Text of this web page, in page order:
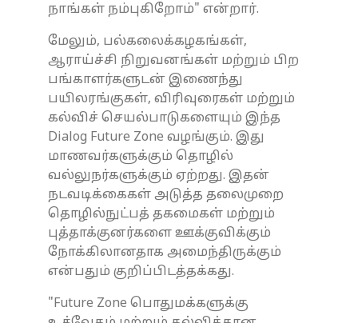
நாங்கள் நம்புகிறோம்" என்றார்.
மேலும், பல்கலைக்கழகங்கள்,
ஆராய்ச்சி நிறுவனங்கள் மற்றும் பிற
பங்காளர்களுடன் இணைந்து
பயிலரங்குகள், விரிவுரைகள் மற்றும்
கல்விச் செயல்பாடுகளையும் இந்த
Dialog Future Zone வழங்கும். இது
மாணவர்களுக்கும் தொழில்
வல்லுநர்களுக்கும் ஏற்றது. இதன்
நடவடிக்கைகள் அடுத்த தலைமுறை
தொழில்நுட்பத் தகமைகள் மற்றும்
புத்தாக்குனர்களை ஊக்குவிக்கும்
நோக்கிலானதாக அமைந்திருக்கும்
என்பதும் குறிப்பிடத்தக்கது.
"Future Zone பொதுமக்களுக்கு